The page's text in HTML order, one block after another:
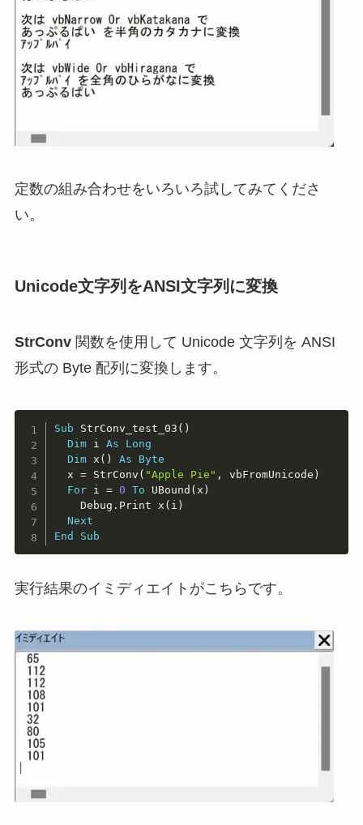
定数の組み合わせをいろいろ試してみてくださ
い。
Unicode文字列をANSI文字列に変換
StrConv関数を使用して Unicode 文字列を ANSI
形式の Byte 配列に変換します。
Sub StrConv_test_03 ( )
Dim i As
Long
Dim x ( ) As
Byte
  x
= StrConv ( "Apple Pie" , vbFromUnicode )
For i = 0 To UBound ( x )
    Debug
. Print x ( i )
Next
End
Sub
実行結果のイミディエイトがこちらです。